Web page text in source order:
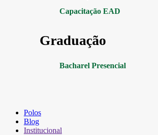
Capacitação EAD
Graduação
Bacharel Presencial
Polos
Blog
Institucional